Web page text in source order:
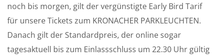
noch bis morgen, gilt der vergünstigte Early Bird Tarif
für unsere Tickets zum KRONACHER PARKLEUCHTEN.
Danach gilt der Standardpreis, der online sogar
tagesaktuell bis zum Einlassschluss um 22.30 Uhr gültig